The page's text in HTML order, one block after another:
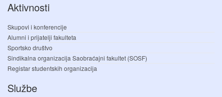
Aktivnosti
Skupovi i konferencije
Alumni i prijatelji fakulteta
Sportsko društvo
Sindikalna organizacija Saobraćajni fakultet (SOSF)
Registar studentskih organizacija
Službe